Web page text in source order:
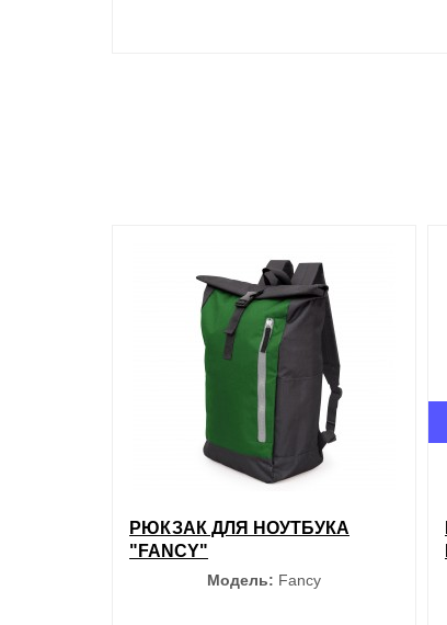
РЮКЗАК ДЛЯ НОУТБУКА
"FANCY"
Модель: Fancy